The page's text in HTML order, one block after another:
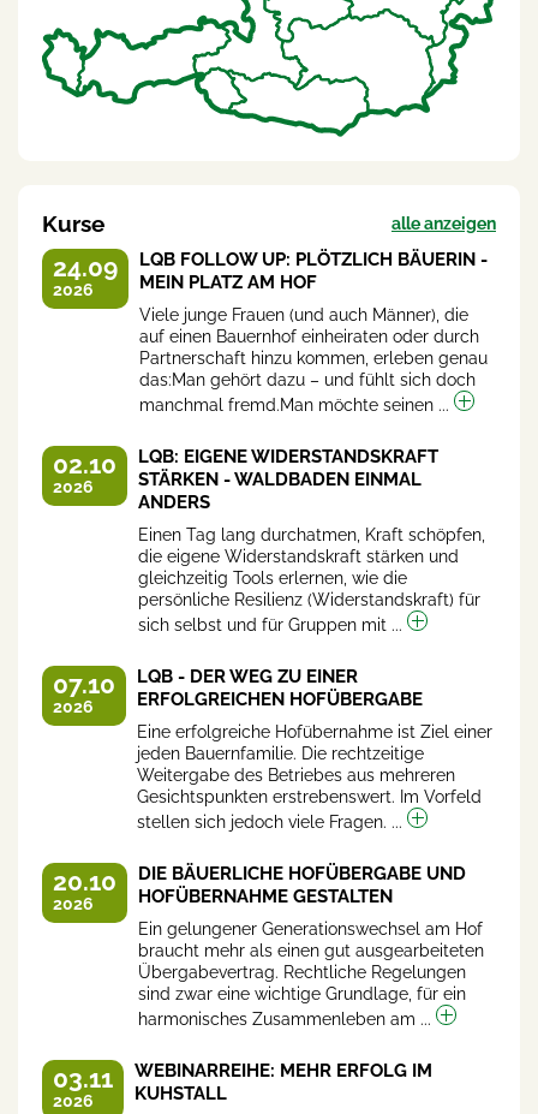
Kurse alle anzeigen
24.09
2026
LQB FOLLOW UP: PLÖTZLICH BÄUERIN -
MEIN PLATZ AM HOF
Viele junge Frauen (und auch Männer), die
auf einen Bauernhof einheiraten oder durch
Partnerschaft hinzu kommen, erleben genau
das:Man gehört dazu – und fühlt sich doch
manchmal fremd.Man möchte seinen ...
02.10
2026
LQB: EIGENE WIDERSTANDSKRAFT
STÄRKEN - WALDBADEN EINMAL
ANDERS
Einen Tag lang durchatmen, Kraft schöpfen,
die eigene Widerstandskraft stärken und
gleichzeitig Tools erlernen, wie die
persönliche Resilienz (Widerstandskraft) für
sich selbst und für Gruppen mit ...
07.10
2026
LQB - DER WEG ZU EINER
ERFOLGREICHEN HOFÜBERGABE
Eine erfolgreiche Hofübernahme ist Ziel einer
jeden Bauernfamilie. Die rechtzeitige
Weitergabe des Betriebes aus mehreren
Gesichtspunkten erstrebenswert. Im Vorfeld
stellen sich jedoch viele Fragen. ...
20.10
2026
DIE BÄUERLICHE HOFÜBERGABE UND
HOFÜBERNAHME GESTALTEN
Ein gelungener Generationswechsel am Hof
braucht mehr als einen gut ausgearbeiteten
Übergabevertrag. Rechtliche Regelungen
sind zwar eine wichtige Grundlage, für ein
harmonisches Zusammenleben am ...
03.11
2026
WEBINARREIHE: MEHR ERFOLG IM
KUHSTALL